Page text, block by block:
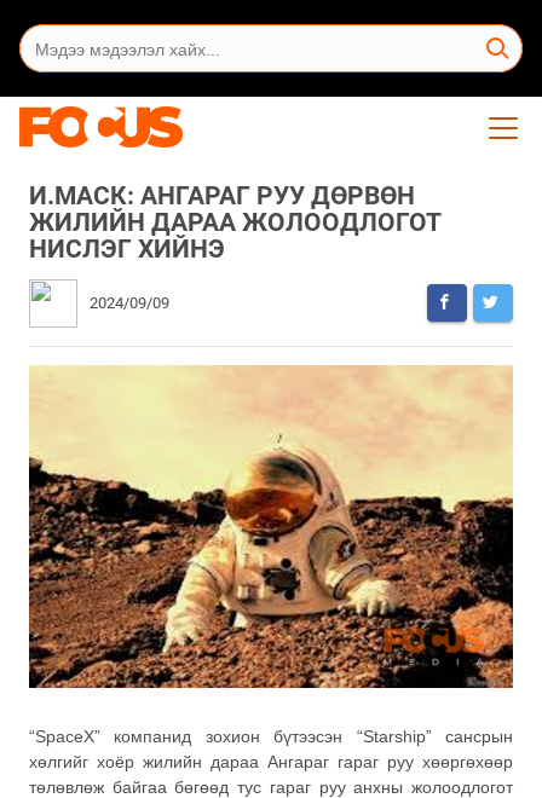
И.МАСК: АНГАРАГ РУУ ДӨРВӨН
ЖИЛИЙН ДАРАА ЖОЛООДЛОГОТ
НИСЛЭГ ХИЙНЭ
2024/09/09
“SpaceX” компанид зохион бүтээсэн “Starship” сансрын
хөлгийг хоёр жилийн дараа Ангараг гараг руу хөөргөхөөр
төлөвлөж байгаа бөгөөд тус гараг руу анхны жолоодлогот